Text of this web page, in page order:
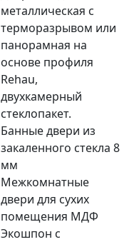
металлическая с
терморазрывом или
панорамная на
основе профиля
Rehau,
двухкамерный
стеклопакет.
Банные двери из
закаленного стекла 8
мм
Межкомнатные
двери для сухих
помещения МДФ
Экошпон с